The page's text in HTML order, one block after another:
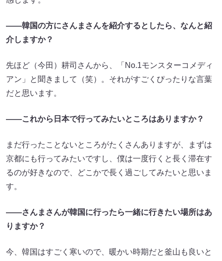
――韓国の方にさんまさんを紹介するとしたら、なんと紹
介しますか？
先ほど（今田）耕司さんから、「No.1モンスターコメディ
アン」と聞きまして（笑）。それがすごくぴったりな言葉
だと思います。
――これから日本で行ってみたいところはありますか？
まだ行ったことないところがたくさんありますが、まずは
京都にも行ってみたいですし、僕は一度行くと長く滞在す
るのが好きなので、どこかで長く過ごしてみたいと思いま
す。
――さんまさんが韓国に行ったら一緒に行きたい場所はあ
りますか？
今、韓国はすごく寒いので、暖かい時期だと釜山も良いと